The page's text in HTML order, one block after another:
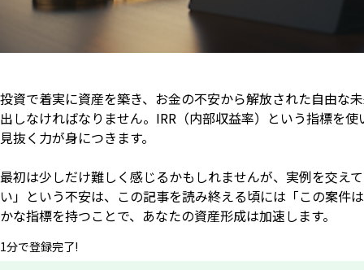
投資で着実に資産を築き、お金の不安から解放された自由な
出しなければなりません。IRR（内部収益率）という指標を
見抜く力が身につきます。
最初は少しだけ難しく感じるかもしれませんが、実例を交え
い」という不安は、この記事を読み終える頃には「この案件
かな指標を持つことで、あなたの資産形成は加速します。
1分で登録完了!